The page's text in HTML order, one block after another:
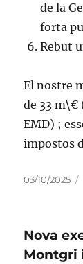
de la
forta
Rebut
El nostre
de 33 m\€
EMD) ;
impostos
Publicat
03/10/2025
Nova
Montgri